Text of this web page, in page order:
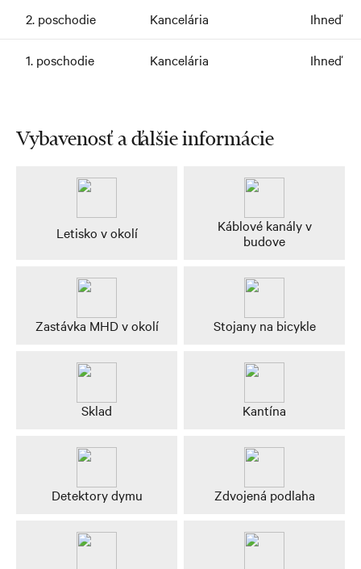
2. poschodie Kancelária Ihneď
1. poschodie Kancelária Ihneď
Vybavenosť a ďalšie informácie
Letisko v okolí
Káblové kanály v
budove
Zastávka MHD v okolí Stojany na bicykle
Sklad Kantína
Detektory dymu Zdvojená podlaha